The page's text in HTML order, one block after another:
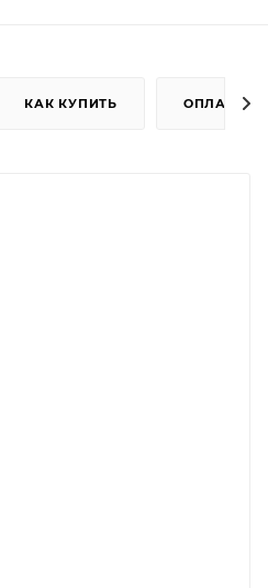
КАК КУПИТЬ ОПЛАТА